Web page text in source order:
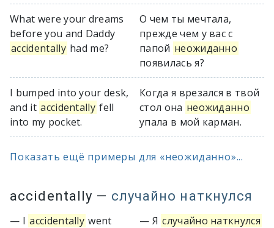
What were your dreams
before you and Daddy
accidentally had me?
О чем ты мечтала,
прежде чем у вас с
папой неожиданно
появилась я?
I bumped into your desk,
and it accidentally fell
into my pocket.
Когда я врезался в твой
стол она неожиданно
упала в мой карман.
Показать ещё примеры для «неожиданно»...
accidentally — случайно наткнулся
— I accidentally went
— Я случайно наткнулся